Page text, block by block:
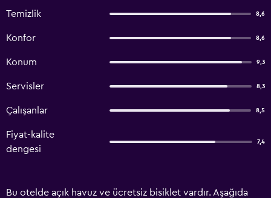
Temizlik 8,6
Konfor 8,6
Konum 9,3
Servisler 8,3
Çalışanlar 8,5
Fiyat-kalite
dengesi
7,4
Bu otelde açık havuz ve ücretsiz bisiklet vardır. Aşağıda